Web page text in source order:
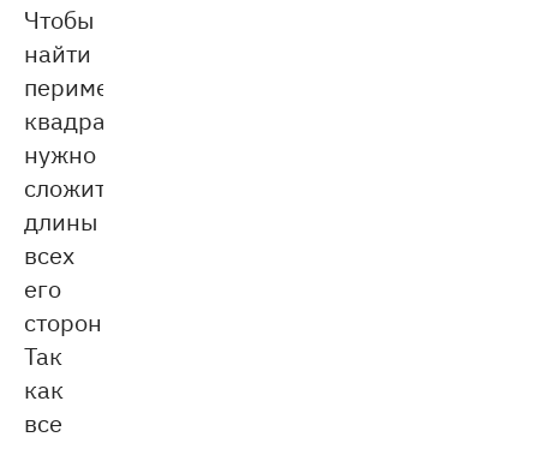
Чтобы
найти
периметр
квадрата,
нужно
сложить
длины
всех
его
сторон.
Так
как
все